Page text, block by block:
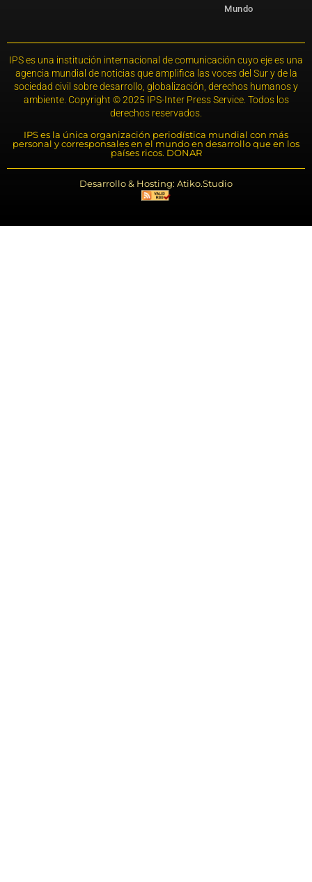
Mundo
IPS es una institución internacional de comunicación cuyo eje es una
agencia mundial de noticias que amplifica las voces del Sur y de la
sociedad civil sobre desarrollo, globalización, derechos humanos y
ambiente. Copyright © 2025 IPS-Inter Press Service. Todos los
derechos reservados.
IPS es la única organización periodística mundial con más
personal y corresponsales en el mundo en desarrollo que en los
países ricos. DONAR
Desarrollo & Hosting: Atiko.Studio